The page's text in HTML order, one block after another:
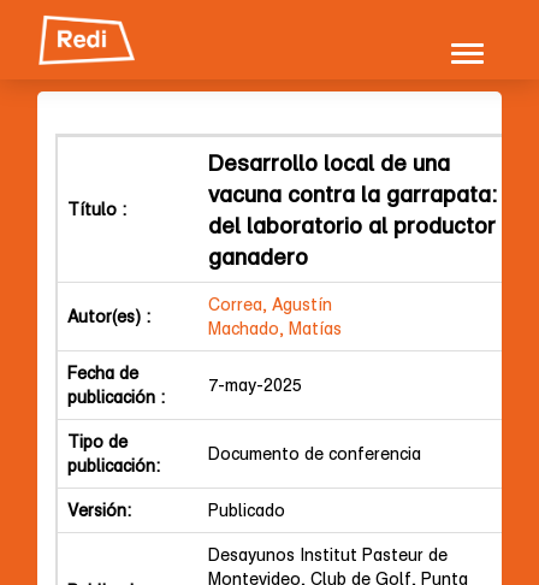
navigation
Título :
Desarrollo local de una
vacuna contra la garrapata:
del laboratorio al productor
ganadero
Autor(es) :
Correa, Agustín
Machado, Matías
Fecha de
publicación :
7-may-2025
Tipo de
publicación:
Documento de conferencia
Versión: Publicado
Desayunos Institut Pasteur de
Montevideo, Club de Golf, Punta